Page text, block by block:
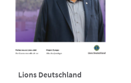
Lions Deutschland